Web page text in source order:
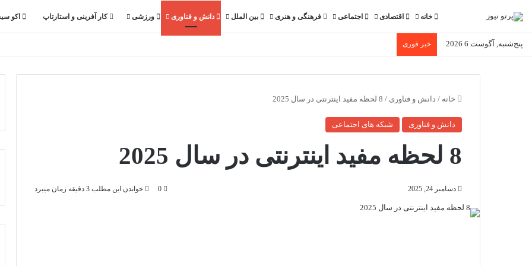
خانه اقتصادی اجتماعی فرهنگی و هنری بین الملل دانش و فناوری ورزشی کار آفرینی و استارتاپ اکو
پنج‌شنبه, آگوست 6 2026 خبر فوری
خانه / دانش و فناوری / 8 لحظه مفید اینترنتی در سال 2025
دانش و فناوری شبکه های اجتماعی
8 لحظه مفید اینترنتی در سال 2025
دسامبر 24, 2025 0 خواندن این مطلب 3 دقیقه زمان میبرد